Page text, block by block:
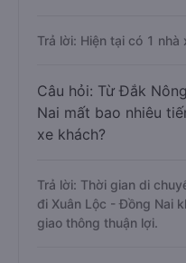
Trả lời: Hiện tại có 1
Câu hỏi: Từ Đắk
Nai mất bao nhiêu
xe khách?
Trả lời: Thời gian di
đi Xuân Lộc - Đồng Nai
giao thông thuận lợi.